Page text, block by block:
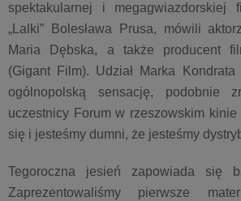
spektakularnej i megagwiazdorskiej
„Lalki” Bolesława Prusa, mówili
Maria Dębska, a także producent
(Gigant Film). Udział Marka Kondrata
ogólnopolską sensację, podobnie
uczestnicy Forum w rzeszowskim
się i jesteśmy dumni, że jesteśmy
Tegoroczna jesień zapowiada się
Zaprezentowaliśmy pierwsze